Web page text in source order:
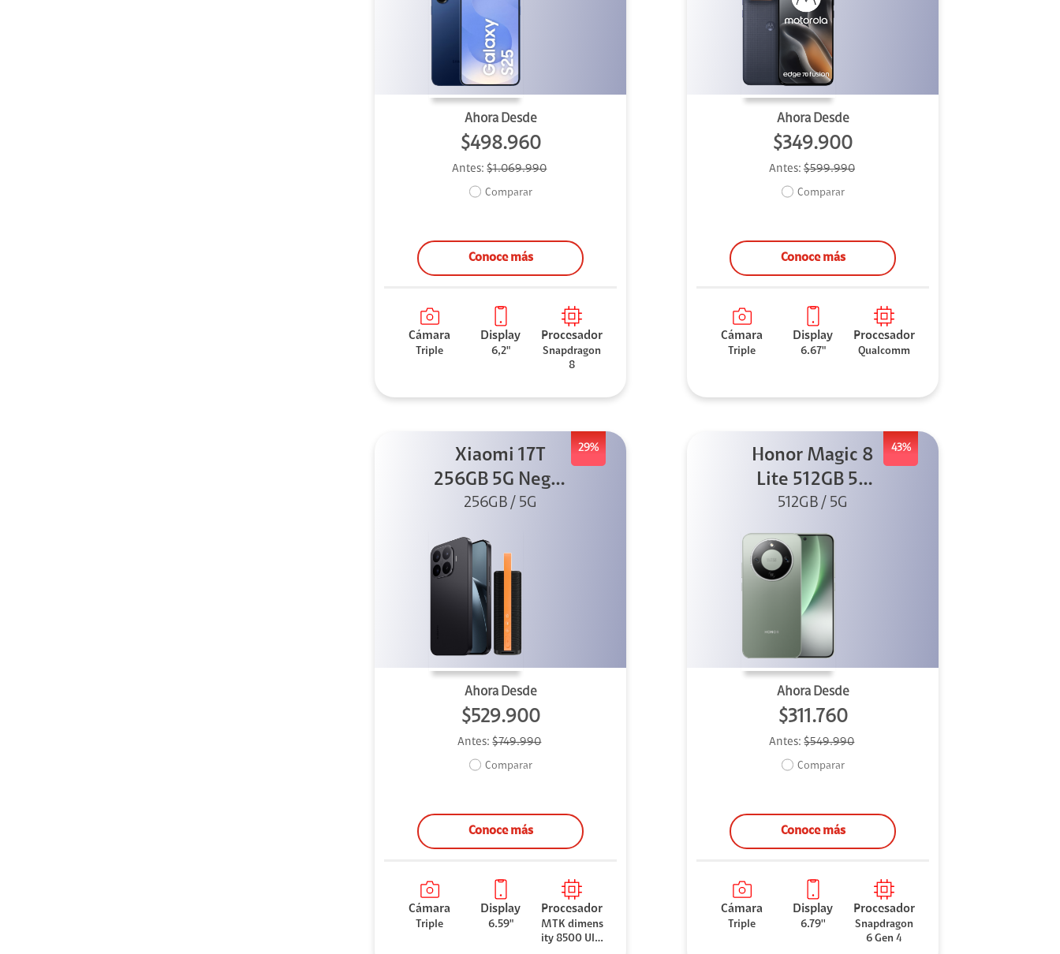
Ahora Desde
$498.960
Antes:$1.069.990
Comparar
Conoce más
Cámara
Triple
Display
6,2"
Procesador
Snapdragon
8
Ahora Desde
$349.900
Antes: $599.990
Comparar
Conoce más
Cámara
Triple
Display
6.67"
Procesador
Qualcomm
29%
Xiaomi 17T
256GB 5G Negro
+ Sound
256GB / 5G
Ahora Desde
$529.900
Antes:$749.990
Comparar
Conoce más
Cámara
Triple
Display
6.59"
Procesador
MTK dimens
ity 8500 Ultr
43%
Honor Magic 8
Lite 512GB 5G
Verde
512GB / 5G
Ahora Desde
$311.760
Antes:$549.990
Comparar
Conoce más
Cámara
Triple
Display
6.79''
Procesador
Snapdragon
6 Gen 4